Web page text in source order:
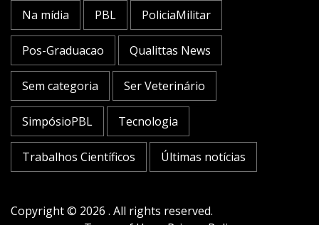
Na mídia PBL PoliciaMilitar
Pos-Graduacao Qualittas News
Sem categoria Ser Veterinário
SimpósioPBL Tecnologia
Trabalhos Científicos Últimas notícias
Copyright © 2026 . All rights reserved.